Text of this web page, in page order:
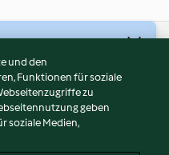
und den
Funktionen für soziale
zu
geben
soziale Medien,